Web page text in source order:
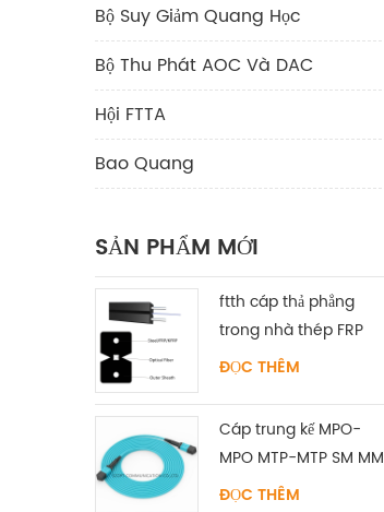
Bộ Suy Giảm Quang Học
Bộ Thu Phát AOC Và DAC
Hội FTTA
Bao Quang
SẢN PHẨM MỚI
ftth cáp thả phẳng
trong nhà thép FRP
KFRP thành viên cường
ĐỌC THÊM
Cáp trung kế MPO-
MPO MTP-MTP SM MM
OM3 OM4 OM5 12/16 /
ĐỌC THÊM